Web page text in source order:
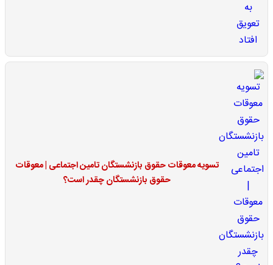
تسویه معوقات حقوق بازنشستگان تامین اجتماعی | معوقات
حقوق بازنشستگان چقدر است؟